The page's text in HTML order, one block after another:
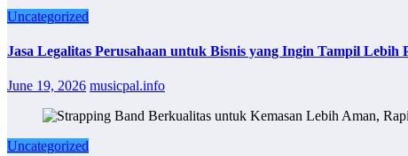
Uncategorized
Jasa Legalitas Perusahaan untuk Bisnis yang Ingin Tampil Lebih
June 19, 2026 musicpal.info
Uncategorized